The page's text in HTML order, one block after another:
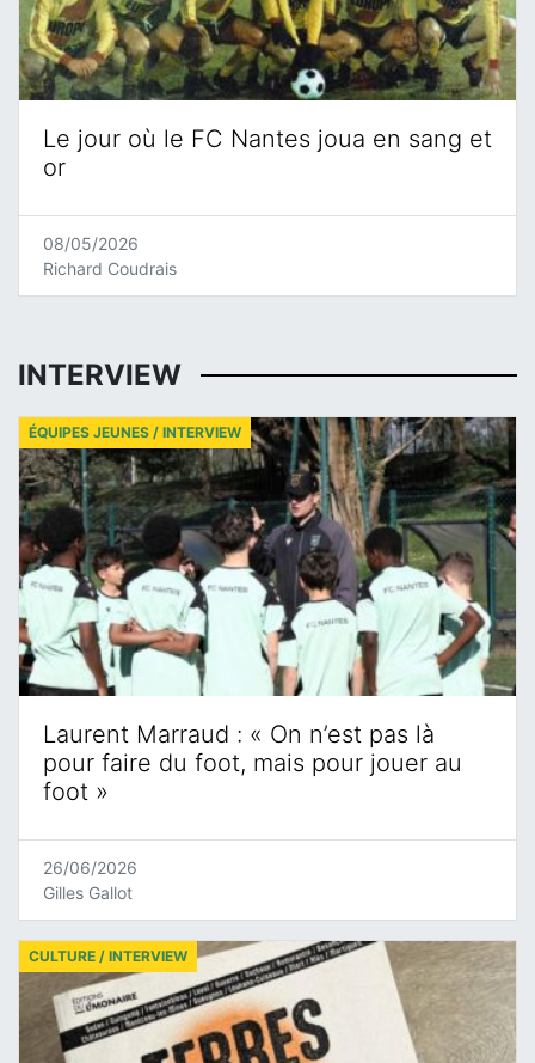
Le jour où le FC Nantes joua en sang et
or
08/05/2026
Richard Coudrais
INTERVIEW
Laurent Marraud : « On n’est pas là
pour faire du foot, mais pour jouer au
foot »
ÉQUIPES JEUNES / INTERVIEW
26/06/2026
Gilles Gallot
CULTURE / INTERVIEW